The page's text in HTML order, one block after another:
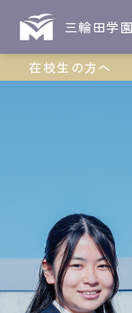
在校生の方へ
三輪田学